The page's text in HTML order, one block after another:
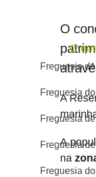
O
Freguesia
Freguesia
Freguesia
Freguesia
Freguesia
O
A
A
na